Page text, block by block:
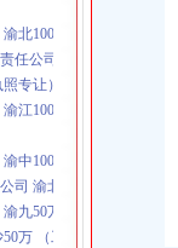
北10010万 (进出口权)
任公司 渝九1000万 （增资
专让）
江100万 （工商注册）
中100万 （进出口权）
司 渝北100万 （进出口权
九50万 （工商注册）
万 （工商注册）
公司